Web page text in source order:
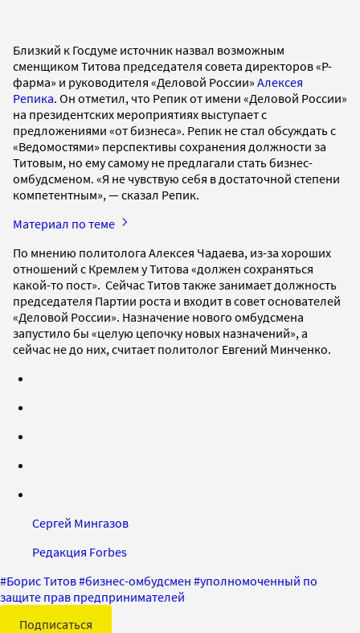
Близкий к Госдуме источник назвал возможным
сменщиком Титова председателя совета директоров «Р-
фарма» и руководителя «Деловой России» Алексея
Репика. Он отметил, что Репик от имени «Деловой России»
на президентских мероприятиях выступает с
предложениями «от бизнеса». Репик не стал обсуждать с
«Ведомостями» перспективы сохранения должности за
Титовым, но ему самому не предлагали стать бизнес-
омбудсменом. «Я не чувствую себя в достаточной степени
компетентным», — сказал Репик.
Материал по теме
По мнению политолога Алексея Чадаева, из-за хороших
отношений с Кремлем у Титова «должен сохраняться
какой-то пост». Сейчас Титов также занимает должность
председателя Партии роста и входит в совет основателей
«Деловой России». Назначение нового омбудсмена
запустило бы «целую цепочку новых назначений», а
сейчас не до них, считает политолог Евгений Минченко.
Сергей Мингазов
Редакция Forbes
#Борис Титов#бизнес-омбудсмен #уполномоченный по
защите прав предпринимателей
Подписаться